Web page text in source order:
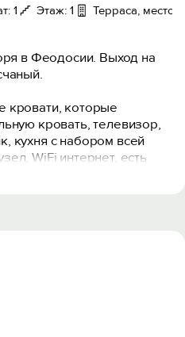
1 Этаж: 1 Терраса, место
в Феодосии. Выход на
кровати, которые
кровать, телевизор,
кухня с набором всей
WiFi интернет, есть
можно взять в бытовой
-Бульварная горка .
галечный и песчаный, до
ходьбы. Из дома до моря
позагорать,